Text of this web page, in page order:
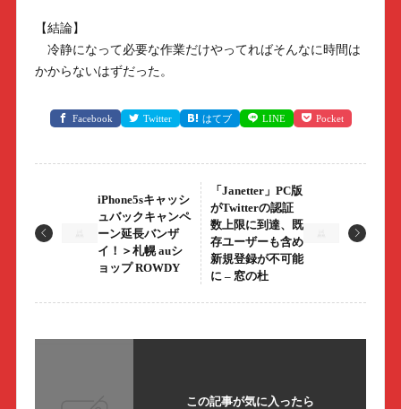
【結論】
冷静になって必要な作業だけやってればそんなに時間は
かからないはずだった。
Facebook Twitter はてブ LINE Pocket
iPhone5sキャッシ
ュバックキャンペ
ーン延長バンザ
イ！＞札幌 auシ
ョップ ROWDY
「Janetter」PC版
がTwitterの認証
数上限に到達、既
存ユーザーも含め
新規登録が不可能
に – 窓の杜
この記事が気に入ったら